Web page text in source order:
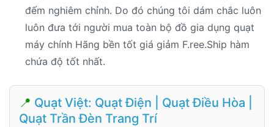
đếm nghiêm chỉnh. Do đó chúng tôi dám chắc luôn
luôn đưa tới người mua toàn bộ đồ gia dụng quạt
máy chính Hãng bền tốt giá giảm F.ree.Ship hàm
chứa độ tốt nhất.
📍 Quạt Việt: Quạt Điện | Quạt Điều Hòa |
Quạt Trần Đèn Trang Trí